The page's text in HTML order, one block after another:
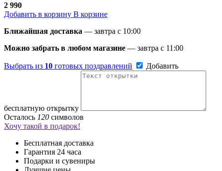
2 990
Добавить в корзину В корзине
Ближайшая доставка — завтра c 10:00
Можно забрать в любом магазине — завтра c 11:00
Выбрать из 10 готовых поздравлений Добавить
бесплатную открытку
Осталось 120 символов
Хочу такой в подарок!
Бесплатная доставка
Гарантия 24 часа
Подарки и сувениры